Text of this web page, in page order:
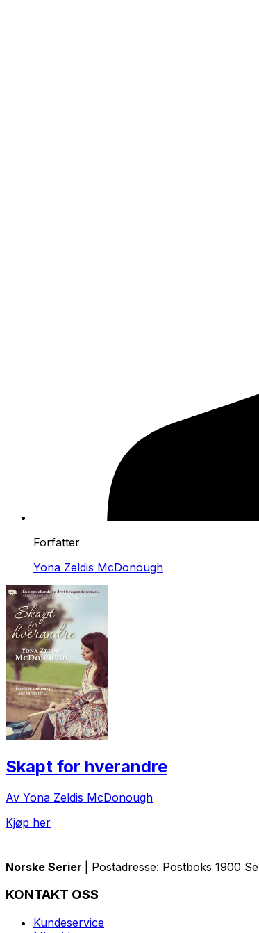
Forfatter
Yona Zeldis McDonough
Skapt for hverandre
Av Yona Zeldis McDonough
Kjøp her
Norske Serier | Postadresse: Postboks 1900
KONTAKT OSS
Kundeservice